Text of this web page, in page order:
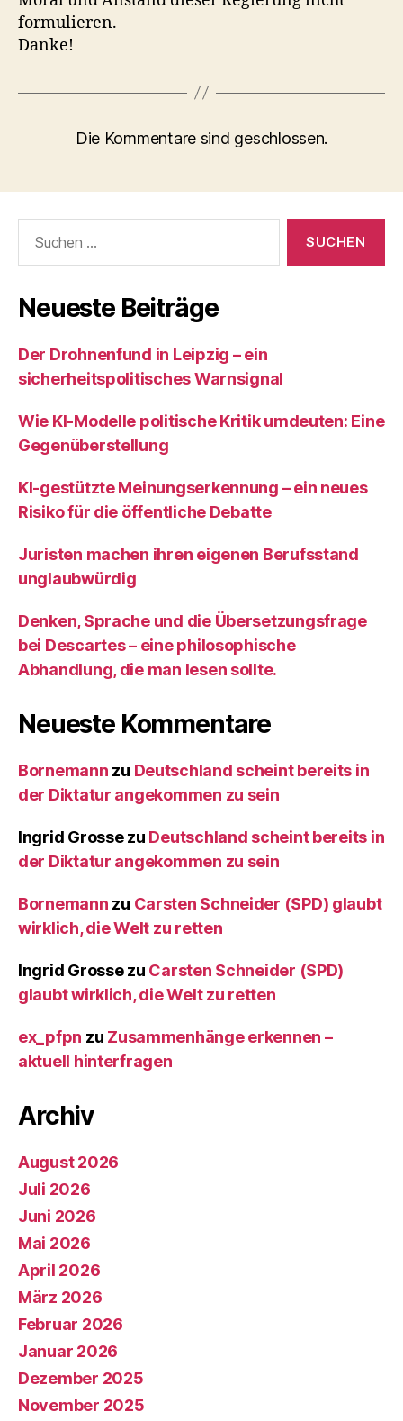
formulieren.
Danke!
Die Kommentare sind geschlossen.
nach:
Neueste Beiträge
Der Drohnenfund in Leipzig – ein
sicherheitspolitisches Warnsignal
Wie KI‑Modelle politische Kritik umdeuten: Eine
Gegenüberstellung
KI‑gestützte Meinungserkennung – ein neues
Risiko für die öffentliche Debatte
Juristen machen ihren eigenen Berufsstand
unglaubwürdig
Denken, Sprache und die Übersetzungsfrage
bei Descartes – eine philosophische
Abhandlung, die man lesen sollte.
Neueste Kommentare
Bornemann zu Deutschland scheint bereits in
der Diktatur angekommen zu sein
Ingrid Grossezu Deutschland scheint bereits in
der Diktatur angekommen zu sein
Bornemann zu Carsten Schneider (SPD) glaubt
wirklich, die Welt zu retten
Ingrid Grossezu Carsten Schneider (SPD)
glaubt wirklich, die Welt zu retten
ex_pfpn zu Zusammenhänge erkennen –
aktuell hinterfragen
Archiv
August 2026
Juli 2026
Juni 2026
Mai 2026
April 2026
März 2026
Februar 2026
Januar 2026
Dezember 2025
November 2025